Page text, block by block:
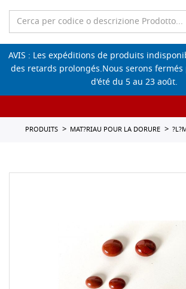
Liste de souhaits
AVIS : Les expéditions de produits
des retards prolongés.Nous serons fermés
d'été du 5 au 23 août.
PRODUITS MAT?RIAU POUR LA DORURE